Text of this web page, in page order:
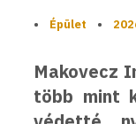
• Épület •
Makovecz
több mint